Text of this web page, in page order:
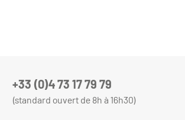
+33 (0)4 73 17 79 79
(standard ouvert de 8h à 16h30)